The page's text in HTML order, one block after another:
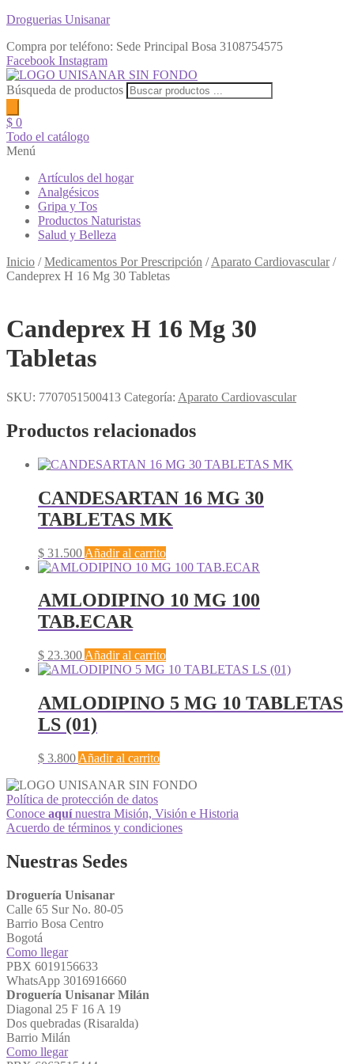
Droguerias Unisanar
Compra por teléfono: Sede Principal Bosa 3108754575
Facebook Instagram
Búsqueda de productos
$ 0
Todo el catálogo
Menú
Artículos del hogar
Analgésicos
Gripa y Tos
Productos Naturistas
Salud y Belleza
Inicio /Medicamentos Por Prescripción /Aparato Cardiovascular/
Candeprex H 16 Mg 30 Tabletas
Candeprex H 16 Mg 30
Tabletas
SKU: 7707051500413 Categoría: Aparato Cardiovascular
Productos relacionados
CANDESARTAN 16 MG 30
TABLETAS MK
$ 31.500 Añadir al carrito
AMLODIPINO 10 MG 100
TAB.ECAR
$ 23.300 Añadir al carrito
AMLODIPINO 5 MG 10 TABLETAS
LS (01)
$ 3.800 Añadir al carrito
Política de protección de datos
Conoce aquínuestra Misión, Visión e Historia
Acuerdo de términos y condiciones
Nuestras Sedes
Droguería Unisanar
Calle 65 Sur No. 80-05
Barrio Bosa Centro
Bogotá
Como llegar
PBX 6019156633
WhatsApp 3016916660
Droguería Unisanar Milán
Diagonal 25 F 16 A 19
Dos quebradas (Risaralda)
Barrio Milán
Como llegar